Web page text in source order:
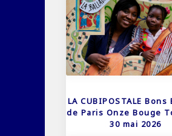
LA CUBIPOSTALE
de Paris Onze Bouge
30 mai 2026